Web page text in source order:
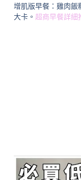
增肌版早餐：雞肉
大卡。 超商早餐詳細